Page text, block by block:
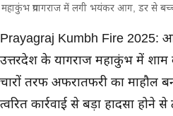
महाकुंभ प्रयागराज में लगी भयंकर आग, डर से
मुख्य समाचार
Prayagraj Kumbh Fire 2025:
उत्तरप्रदेश के प्रयागराज महाकुंभ
चारों तरफ अफरातफरी का माहौल बन
त्वरित कार्रवाई से बड़ा हादसा